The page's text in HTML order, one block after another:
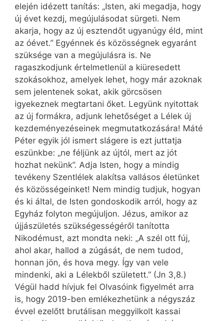
elején idézett tanítás: „Isten, aki megadja, hogy
új évet kezdj, megújulásodat sürgeti. Nem
akarja, hogy az új esztendőt ugyanúgy éld, mint
az óévet.” Egyénnek és közösségnek egyaránt
szüksége van a megújulásra is. Ne
ragaszkodjunk értelmetlenül a kiüresedett
szokásokhoz, amelyek lehet, hogy már azoknak
sem jelentenek sokat, akik görcsösen
igyekeznek megtartani őket. Legyünk nyitottak
az új formákra, adjunk lehetőséget a Lélek új
kezdeményezéseinek megmutatkozására! Máté
Péter egyik jól ismert slágere is ezt juttatja
eszünkbe: „ne féljünk az újtól, mert az jót
hozhat nekünk”. Adja Isten, hogy a mindig
tevékeny Szentlélek alakítsa vallásos életünket
és közösségeinket! Nem mindig tudjuk, hogyan
és ki által, de Isten gondoskodik arról, hogy az
Egyház folyton megújuljon. Jézus, amikor az
újjászületés szükségességéről tanította
Nikodémust, azt mondta neki: „A szél ott fúj,
ahol akar, hallod a zúgását, de nem tudod,
honnan jön, és hova megy. Így van vele
mindenki, aki a Lélekből született.” (Jn 3,8.)
Végül hadd hívjuk fel Olvasóink figyelmét arra
is, hogy 2019-ben emlékezhetünk a négyszáz
évvel ezelőtt brutálisan meggyilkolt kassai